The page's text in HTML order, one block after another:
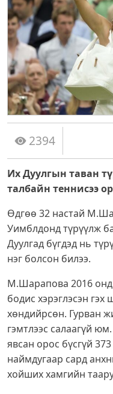
2394
Их Дуулгын таван
талбайн теннисээ
Өдгөө 32 настай
Уимблдонд түрүүлж
Дуулгад бүгдэд нь
нэг болсон билээ.
М.Шарапова 2016
бодис хэрэглэсэн
хөндийрсөн. Гурван
гэмтлээс салаагүй
явсан орос бүсгүй
наймдугаар сард
хойших хамгийн